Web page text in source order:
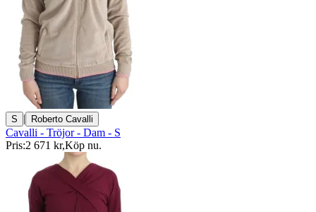
S | Roberto Cavalli
Cavalli - Tröjor - Dam - S
Pris:2 671 kr,Köp nu.